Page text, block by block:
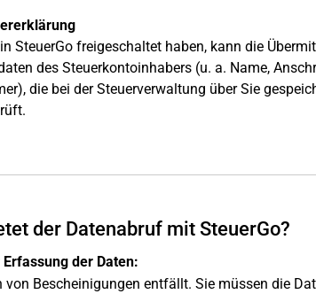
SteuerGo freigeschaltet haben, kann die
des Steuerkontoinhabers (u. a. Name,
die bei der Steuerverwaltung über Sie
der Datenabruf mit SteuerGo?
der Daten:
von Bescheinigungen entfällt. Sie müssen die